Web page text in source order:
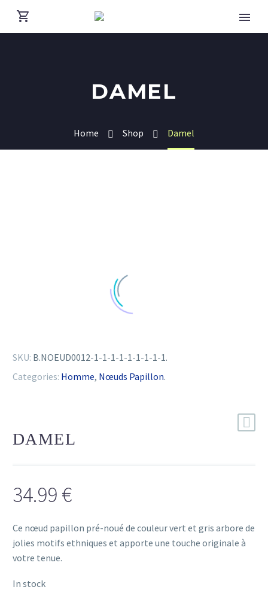
DAMEL
Home Shop Damel
SKU: B.NOEUD0012-1-1-1-1-1-1-1-1-1.
Categories: Homme, Nœuds Papillon.
DAMEL
34.99 €
Ce nœud papillon pré-noué de couleur vert et gris arbore de
jolies motifs ethniques et apporte une touche originale à
votre tenue.
In stock